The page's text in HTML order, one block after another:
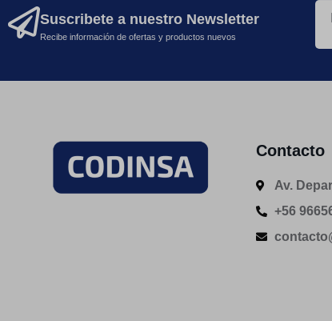
Suscribete a nuestro Newsletter
Recibe información de ofertas y productos nuevos
Contacto
Av.
+56